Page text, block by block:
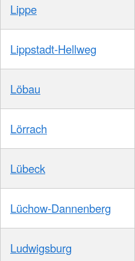
Lippe
Lippstadt-Hellweg
Löbau
Lörrach
Lübeck
Lüchow-Dannenberg
Ludwigsburg